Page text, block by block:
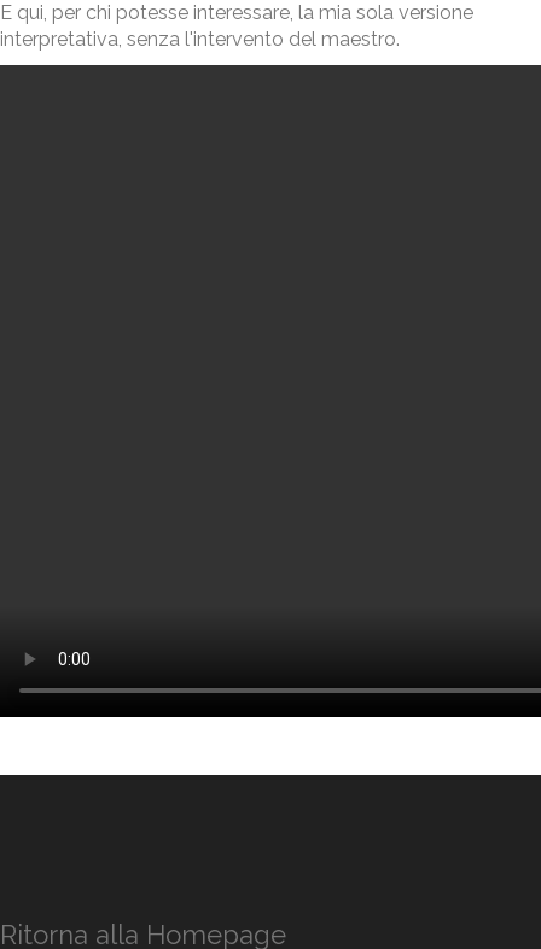
E qui, per chi potesse interessare, la mia sola versione
interpretativa, senza l'intervento del maestro.
Ritorna alla Homepage